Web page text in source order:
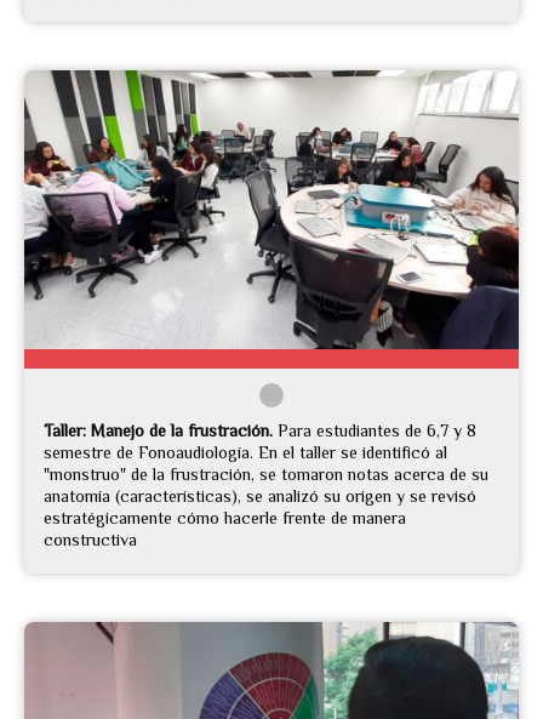
Taller: Manejo de la frustración. Para estudiantes de 6,7 y 8
semestre de Fonoaudiología. En el taller se identificó al
"monstruo" de la frustración, se tomaron notas acerca de su
anatomía (características), se analizó su origen y se revisó
estratégicamente cómo hacerle frente de manera
constructiva